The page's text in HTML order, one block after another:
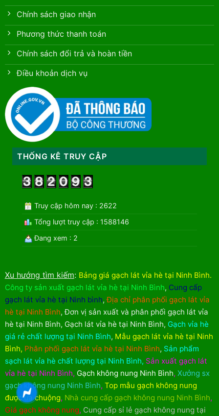
Chính sách giao nhận
Phương thức thanh toán
Chính sách đổi trả và hoàn tiền
Điều khoản dịch vụ
THỐNG KÊ TRUY CẬP
Truy cập hôm nay : 2622
Tổng lượt truy cập : 1588146
Đang xem : 2
Xu hướng tìm kiếm: Bảng giá gạch lát vỉa hè tại Ninh Bình.
Công ty sản xuất gạch lát vỉa hè tại Ninh Bình, Cung cấp
gạch lát vỉa hè tại Ninh bình,Địa chỉ phân phối gạch lát vỉa
hè tại Ninh Bình,Đơn vị sản xuất và phân phối gạch lát vỉa
hè tại Ninh Bình, Gạch lát vỉa hè tại Ninh Bình, Gạch vỉa hè
giá rẻ chất lượng tại Ninh Bình, Mẫu gạch lát vỉa hè tại Ninh
Bình, Phân phối gạch lát vỉa hè tại Ninh Bình, Sản phẩm
sạch lát vỉa hè chất lượng tại Ninh Bình, Sản xuất gạch lát
vỉa hè tại Ninh Bình, Gạch không nung Ninh Bình, Xưởng sx
gạch không nung Ninh Bình, Top mẫu gạch không nung
được ưa chuộng, Nhà cung cấp gạch không nung Ninh Bình,
Giá gạch không nung, Cung cấp sỉ lẻ gạch không nung tại